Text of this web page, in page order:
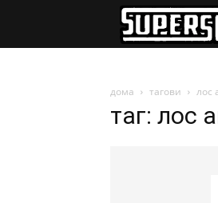
дома тагови лос
таг: лос